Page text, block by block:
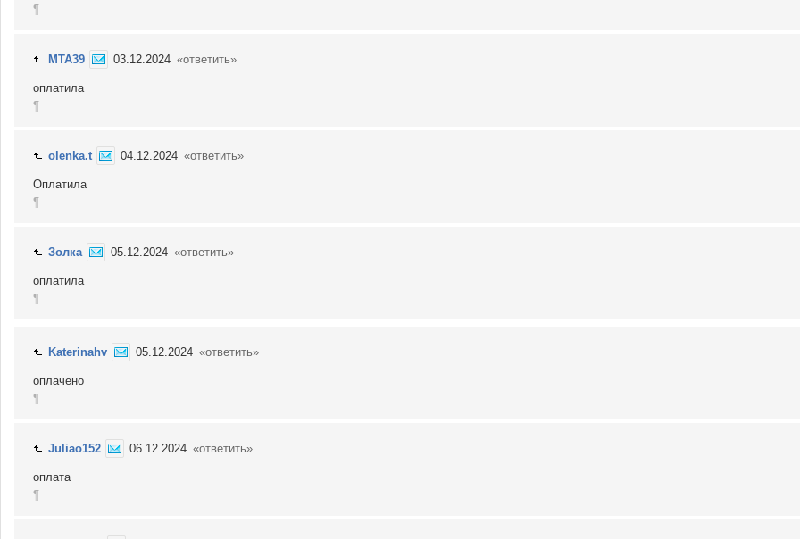
¶
MTA39 03.12.2024 «ответить»
оплатила
¶
olenka.t 04.12.2024 «ответить»
Оплатила
¶
Золка 05.12.2024 «ответить»
оплатила
¶
Katerinahv 05.12.2024 «ответить»
оплачено
¶
Juliao152 06.12.2024 «ответить»
оплата
¶